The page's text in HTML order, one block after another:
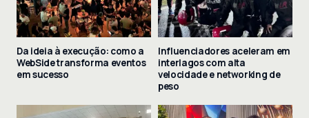
Da ideia à execução: como a
WebSide transforma eventos
em sucesso
Influenciadores aceleram em
interlagos com alta
velocidade e networking de
peso